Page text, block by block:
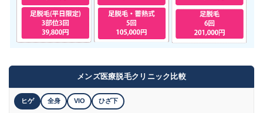
メンズ医療脱毛クリニック比較
ヒゲ 全身 VIO ひざ下